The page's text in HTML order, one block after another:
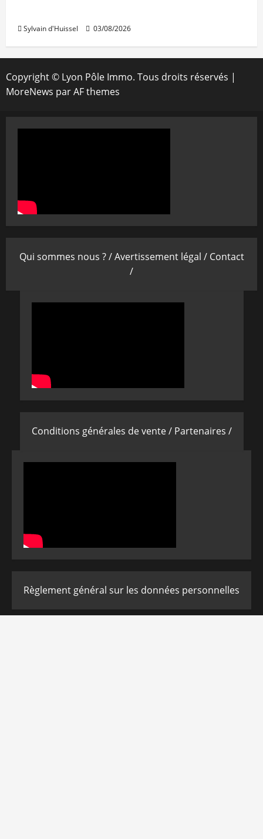
Sylvain d'Huissel 03/08/2026
Copyright © Lyon Pôle Immo. Tous droits réservés |
MoreNews par AF themes
Qui sommes nous ? /Avertissement légal / Contact
/
Conditions générales de vente / Partenaires /
Règlement général sur les données personnelles